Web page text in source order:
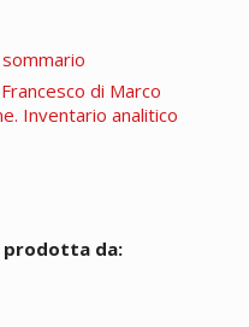
di Marco
Inventario analitico
prodotta da: